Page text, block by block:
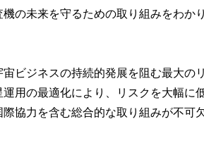
の未来を守るための取り組みをわか
ビジネスの持続的発展を阻む最大の
用の最適化により、リスクを大幅に
協力を含む総合的な取り組みが不可欠